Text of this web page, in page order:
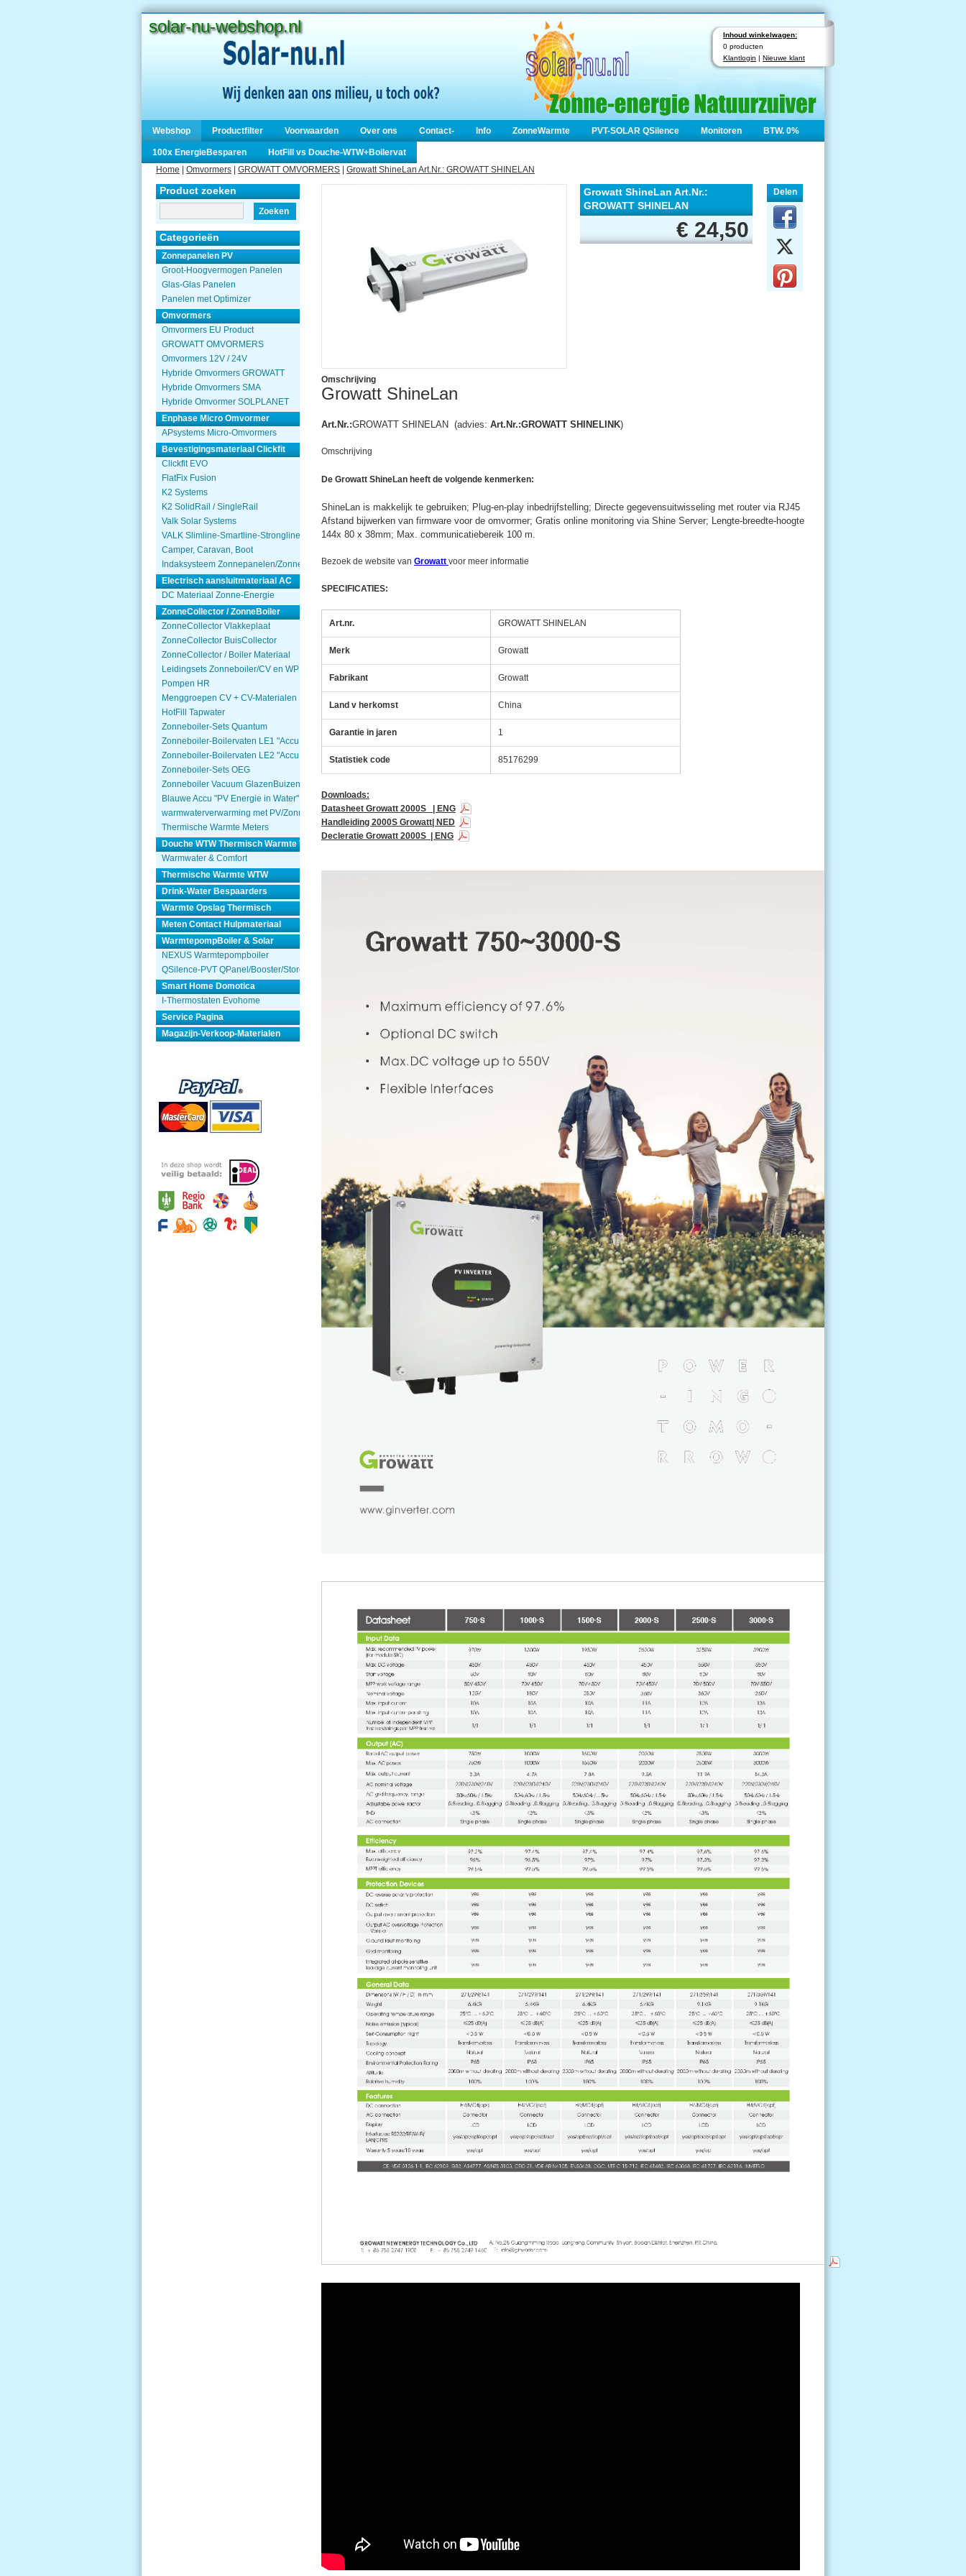
Inhoud winkelwagen:
0 producten
Klantlogin | Nieuwe klant
solar-nu-webshop.nl
Webshop Productfilter Voorwaarden Over ons Contact- Info ZonneWarmte PVT-SOLAR QSilence Monitoren BTW. 0%
100x EnergieBesparen
HotFill vs Douche-WTW+Boilervat
Home
Omvormers GROWATT OMVORMERS Growatt ShineLan Art.Nr.: GROWATT SHINELAN
Product zoeken
Zoeken
Categorieën
Zonnepanelen PV
Groot-Hoogvermogen Panelen
Glas-Glas Panelen
Panelen met Optimizer
Omvormers
Omvormers EU Product
GROWATT OMVORMERS
Omvormers 12V / 24V
Hybride Omvormers GROWATT
Hybride Omvormers SMA
Hybride Omvormer SOLPLANET
Enphase Micro Omvormer
APsystems Micro-Omvormers
Bevestigingsmateriaal Clickfit
Clickfit EVO
FlatFix Fusion
K2 Systems
K2 SolidRail / SingleRail
Valk Solar Systems
VALK Slimline-Smartline-Strongline
Camper, Caravan, Boot
Indaksysteem Zonnepanelen/Zonnecollector
Electrisch aansluitmateriaal AC
DC Materiaal Zonne-Energie
ZonneCollector / ZonneBoiler
ZonneCollector Vlakkeplaat
ZonneCollector BuisCollector
ZonneCollector / Boiler Materiaal
Leidingsets Zonneboiler/CV en WP
Pompen HR
Menggroepen CV + CV-Materialen
HotFill Tapwater
Zonneboiler-Sets Quantum
Zonneboiler-Boilervaten LE1 "Accu Woning Watmte"
Zonneboiler-Boilervaten LE2 "Accu Woning Watmte"
Zonneboiler-Sets OEG
Zonneboiler Vacuum GlazenBuizen
Blauwe Accu "PV Energie in Water"
warmwaterverwarming met PV/Zonnepanelen
Thermische Warmte Meters
Douche WTW Thermisch Warmte Terugwinnen
Warmwater & Comfort
Thermische Warmte WTW
Drink-Water Bespaarders
Warmte Opslag Thermisch
Meten Contact Hulpmateriaal
WarmtepompBoiler & Solar
NEXUS Warmtepompboiler
QSilence-PVT QPanel/Booster/Store
Smart Home Domotica
I-Thermostaten Evohome
Service Pagina
Magazijn-Verkoop-Materialen
Growatt ShineLan Art.Nr.:
GROWATT SHINELAN
€ 24,50
Delen
Omschrijving
Growatt ShineLan
Art.Nr.:GROWATT SHINELAN (advies: Art.Nr.:GROWATT SHINELINK)
Omschrijving
De Growatt ShineLan heeft de volgende kenmerken:
ShineLan is makkelijk te gebruiken; Plug-en-play inbedrijfstelling; Directe gegevensuitwisseling met router via RJ45
Afstand bijwerken van firmware voor de omvormer; Gratis online monitoring via Shine Server; Lengte-breedte-hoogte
144x 80 x 38mm; Max. communicatiebereik 100 m.
Bezoek de website van Growatt voor meer informatie
SPECIFICATIES:
Art.nr. GROWATT SHINELAN
Merk Growatt
Fabrikant Growatt
Land v herkomst China
Garantie in jaren 1
Statistiek code 85176299
Downloads:
Datasheet Growatt 2000S | ENG
Handleiding 2000S Growatt| NED
Decleratie Growatt 2000S | ENG